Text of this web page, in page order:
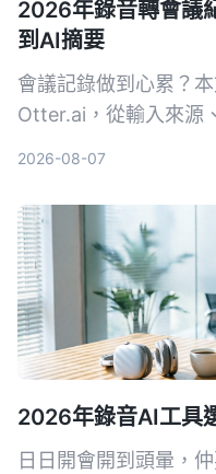
2026年錄音轉會議
到AI摘要
會議記錄做到心累？
Otter.ai，從輸入來源
2026-08-07
2026年錄音AI工具
日日開會開到頭暈，